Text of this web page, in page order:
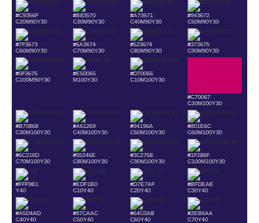
#C9356F
C20M90Y30
#B83570
C30M90Y30
#A73671
C40M90Y30
#943672
C50M90Y30
#7F3673
C60M90Y30
#6A3674
C70M90Y30
#523674
C80M90Y30
#373675
C90M90Y30
#0F3675
C100M90Y30
#E50065
M100Y30
#D70066
C10M100Y30
#C70067
C20M100Y30
#B70868
C30M100Y30
#A61269
C40M100Y30
#94196A
C50M100Y30
#801E6C
C60M100Y30
#6C216D
C70M100Y30
#55246E
C80M100Y30
#3C276E
C90M100Y30
#1F286F
C100M100Y30
#FFF9B1
Y40
#EDF1B0
C10Y40
#D7E7AF
C20Y40
#BFDEAE
C30Y40
#A5D4AD
C40Y40
#87CAAC
C50Y40
#64C0AB
C60Y40
#2EB6AA
C70Y40